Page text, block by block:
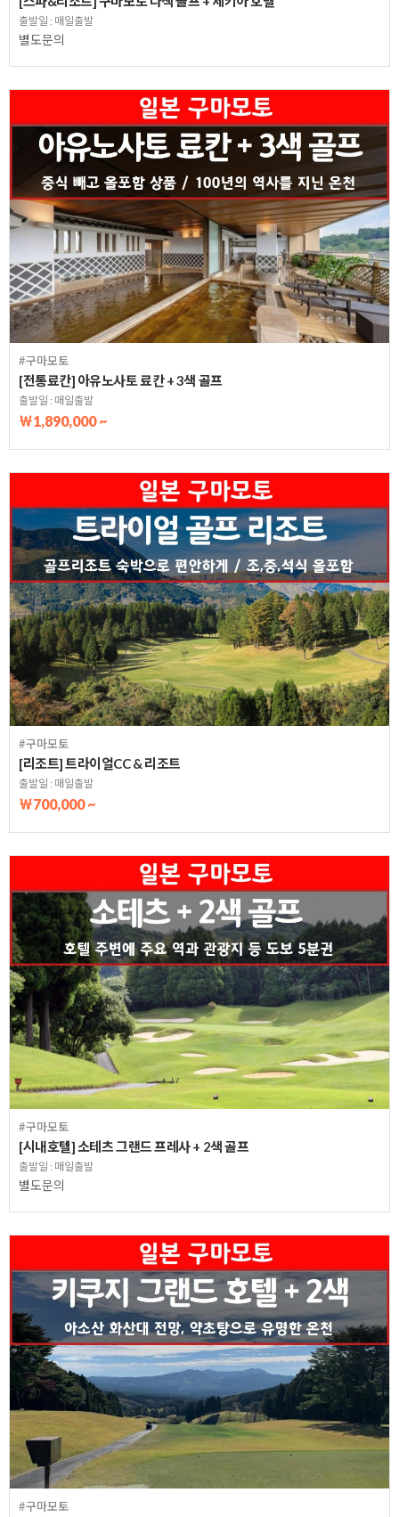
출발일 : 매일출발
별도문의
#구마모토
[전통료칸] 아유노사토 료칸 + 3색 골프
출발일 : 매일출발
￦1,890,000 ~
#구마모토
[리조트] 트라이얼CC & 리조트
출발일 : 매일출발
￦700,000 ~
#구마모토
[시내호텔] 소테츠 그랜드 프레사 + 2색 골프
출발일 : 매일출발
별도문의
#구마모토